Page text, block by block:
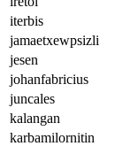
iterbis
jamaetxewpsizli
jesen
johanfabricius
juncales
kalangan
karbamilornitin